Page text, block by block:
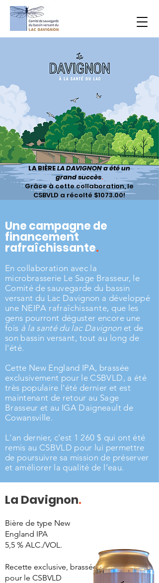
LA BIÈRELA DAVIGNON a été un
grand succès.
Grâce à cette collaboration, le
CSBVLD a récolté $1073.00!
Une campagne de
financement
rafraîchissante.
En collaboration avec la
microbrasserie Le Sage Brasseur, le
Comité de sauvegarde du bassin
versant du Lac Davignon a développé
une NEIPA rafraîchissante, que les
gens pourront déguster encore une
fois à la santé du lac Davignonet de
son bassin versant, tout au long de
l'été.
Cette New England IPA, brassée
exclusivement pour le CSBVLD, a été
très populaire l'été dernier et est
maintenant de retour au Sage
Brasseur et au IGA Daigneault de
Cowansville.
L'an dernier, c'est 1 260 $ qui ont été
remis au CSBVLD pour lui permettre
de poursuivre sa mission de préserver
et améliorer la qualité de l’eau.
La Davignon.
Bière de type New
England IPA
5,5 % ALC./VOL.
Recette exclusive, brassée
pour le CSBVLD